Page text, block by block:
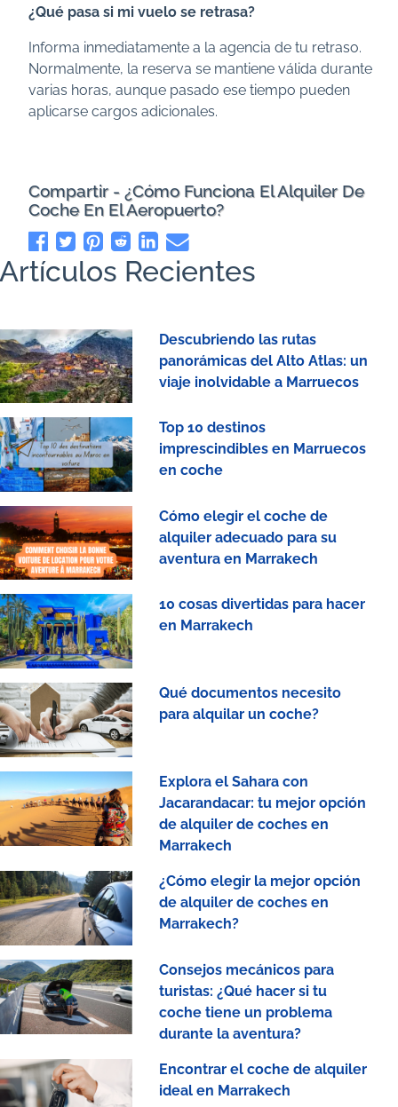
¿Qué pasa si mi vuelo se retrasa?
Informa inmediatamente a la agencia de tu retraso.
Normalmente, la reserva se mantiene válida durante
varias horas, aunque pasado ese tiempo pueden
aplicarse cargos adicionales.
Compartir - ¿Cómo Funciona El Alquiler De
Coche En El Aeropuerto?
Artículos Recientes
Descubriendo las rutas
panorámicas del Alto Atlas: un
viaje inolvidable a Marruecos
Top 10 destinos
imprescindibles en Marruecos
en coche
Cómo elegir el coche de
alquiler adecuado para su
aventura en Marrakech
10 cosas divertidas para hacer
en Marrakech
Qué documentos necesito
para alquilar un coche?
Explora el Sahara con
Jacarandacar: tu mejor opción
de alquiler de coches en
Marrakech
¿Cómo elegir la mejor opción
de alquiler de coches en
Marrakech?
Consejos mecánicos para
turistas: ¿Qué hacer si tu
coche tiene un problema
durante la aventura?
Encontrar el coche de alquiler
ideal en Marrakech